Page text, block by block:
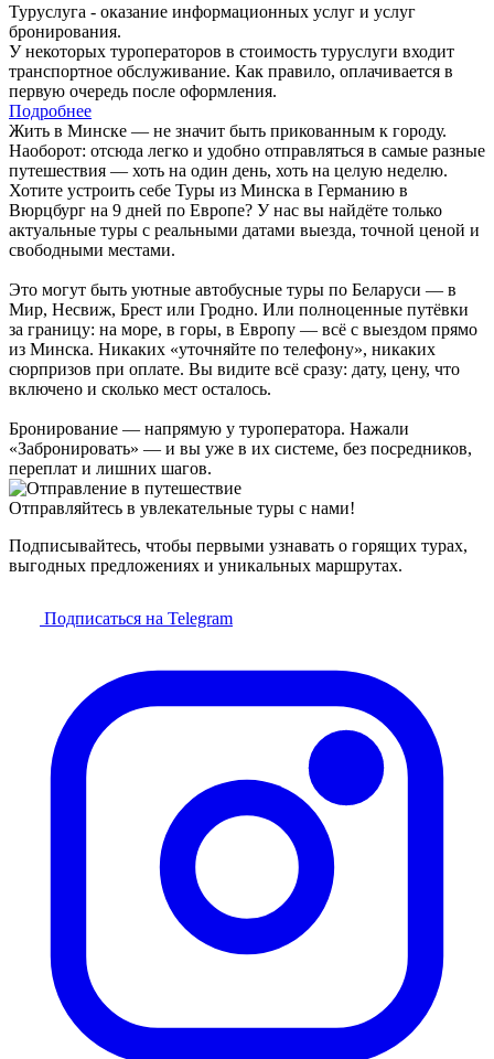
Туруслуга - оказание информационных услуг и услуг
бронирования.
У некоторых туроператоров в стоимость туруслуги входит
транспортное обслуживание. Как правило, оплачивается в
первую очередь после оформления.
Подробнее
Жить в Минске — не значит быть прикованным к городу.
Наоборот: отсюда легко и удобно отправляться в самые разные
путешествия — хоть на один день, хоть на целую неделю.
Хотите устроить себе Туры из Минска в Германию в
Вюрцбург на 9 дней по Европе? У нас вы найдёте только
актуальные туры с реальными датами выезда, точной ценой и
свободными местами.
Это могут быть уютные автобусные туры по Беларуси — в
Мир, Несвиж, Брест или Гродно. Или полноценные путёвки
за границу: на море, в горы, в Европу — всё с выездом прямо
из Минска. Никаких «уточняйте по телефону», никаких
сюрпризов при оплате. Вы видите всё сразу: дату, цену, что
включено и сколько мест осталось.
Бронирование — напрямую у туроператора. Нажали
«Забронировать» — и вы уже в их системе, без посредников,
переплат и лишних шагов.
Отправляйтесь в увлекательные туры с нами!
Подписывайтесь, чтобы первыми узнавать о горящих турах,
выгодных предложениях и уникальных маршрутах.
Подписаться на Telegram